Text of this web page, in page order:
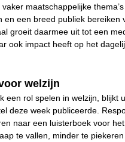
maatschappelijke thema’s
en een breed publiek bereiken
groeit daarmee uit tot een
ook impact heeft op het
welzijn
een rol spelen in welzijn, blijkt
deze week publiceerde.
naar een luisterboek voor
te vallen, minder te